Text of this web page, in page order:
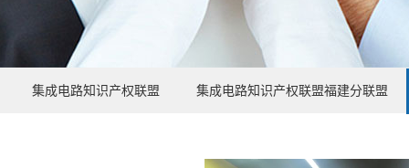
集成电路知识产权联盟 集成电路知识产权联盟福建分联盟